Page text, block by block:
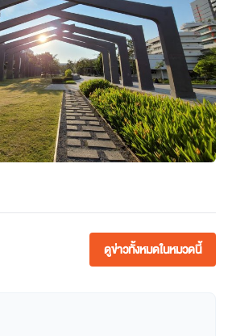
ดูข่าวทั้งหมดในหมวดนี้